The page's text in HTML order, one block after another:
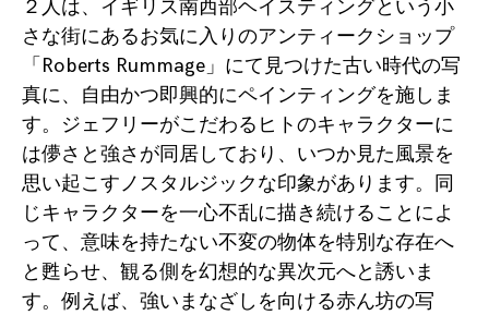
２人は、イギリス南西部ヘイスティングという小
さな街にあるお気に入りのアンティークショップ
「Roberts Rummage」にて見つけた古い時代の写
真に、自由かつ即興的にペインティングを施しま
す。ジェフリーがこだわるヒトのキャラクターに
は儚さと強さが同居しており、いつか見た風景を
思い起こすノスタルジックな印象があります。同
じキャラクターを一心不乱に描き続けることによ
って、意味を持たない不変の物体を特別な存在へ
と甦らせ、観る側を幻想的な異次元へと誘いま
す。例えば、強いまなざしを向ける赤ん坊の写